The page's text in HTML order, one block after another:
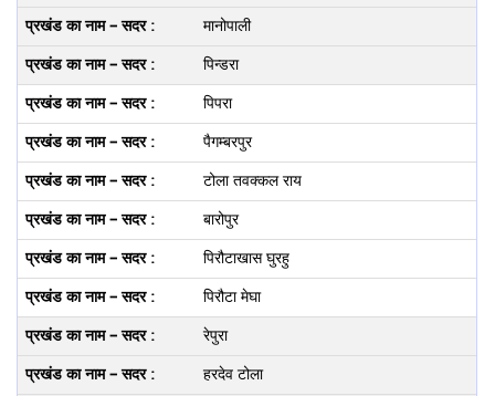
मानोपाली
पिन्‍डरा
पिपरा
पैगम्‍बरपुर
टोला तवक्‍कल राय
बारोपुर
पिरौटाखास घुरहु
पिरौटा मेघा
रेपुरा
हरदेव टोला